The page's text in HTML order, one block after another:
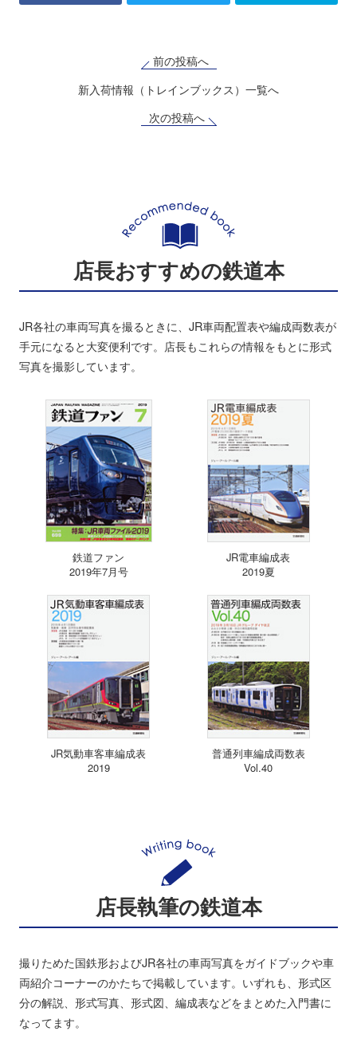
前の投稿へ
新入荷情報（トレインブックス）一覧へ
次の投稿へ
店長おすすめの鉄道本
JR各社の車両写真を撮るときに、JR車両配置表や編成両数表が
手元になると大変便利です。店長もこれらの情報をもとに形式
写真を撮影しています。
鉄道ファン
2019年7月号
JR電車編成表
2019夏
JR気動車客車編成表
2019
普通列車編成両数表
Vol.40
店長執筆の鉄道本
撮りためた国鉄形およびJR各社の車両写真をガイドブックや車
両紹介コーナーのかたちで掲載しています。いずれも、形式区
分の解説、形式写真、形式図、編成表などをまとめた入門書に
なってます。